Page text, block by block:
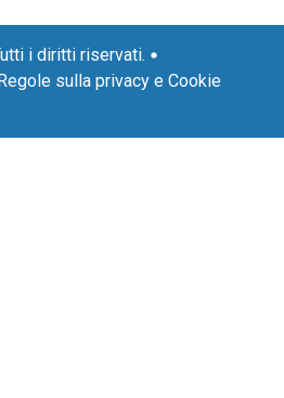
i diritti riservati.
sulla privacy e Cookie